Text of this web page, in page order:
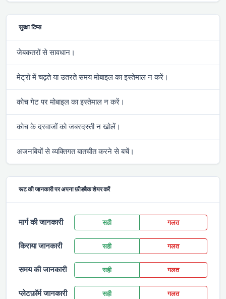
सुरक्षा टिप्स
जेबकतरों से सावधान।
मेट्रो में चढ़ते या उतरते समय मोबाइल का इस्तेमाल न करें।
कोच गेट पर मोबाइल का इस्तेमाल न करें।
कोच के दरवाजों को जबरदस्ती न खोलें।
अजनबियों से व्यक्तिगत बातचीत करने से बचें।
रूट की जानकारी पर अपना फ़ीडबैक शेयर करें
मार्ग की जानकारी सही गलत
किराया जानकारी सही गलत
समय की जानकारी सही गलत
प्लेटफ़ॉर्म जानकारी सही गलत